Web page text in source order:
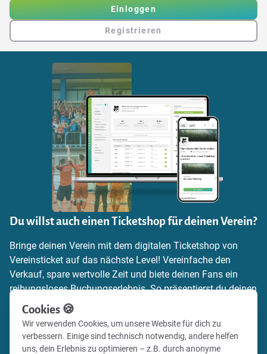
Einloggen
Registrieren
Du willst auch einen Ticketshop für deinen Verein?
Bringe deinen Verein mit dem digitalen Ticketshop von
Vereinsticket auf das nächste Level! Vereinfache den
Verkauf, spare wertvolle Zeit und biete deinen Fans ein
reibungsloses Buchungserlebnis. So präsentierst du deinen
Verein zeitgemäß und professionell.
Mehr Informationen zum Ticketing findest du auf unserer
Webseite – oder registriere dich und lege direkt mit deinem
Cookies 🍪
Wir verwenden Cookies, um unsere Website für dich zu
verbessern. Einige sind technisch notwendig, andere helfen
uns, dein Erlebnis zu optimieren – z.B. durch anonyme